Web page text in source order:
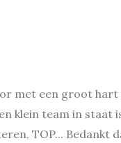
met een groot
klein team in staat
TOP... Bedankt